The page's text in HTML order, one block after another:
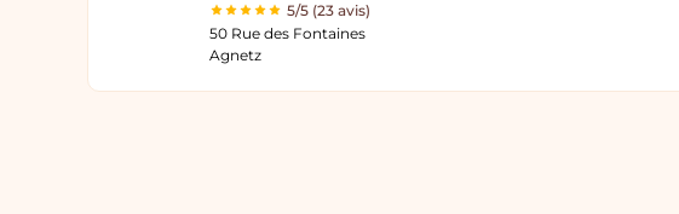
5/5 (23 avis)
50 Rue des Fontaines
Agnetz